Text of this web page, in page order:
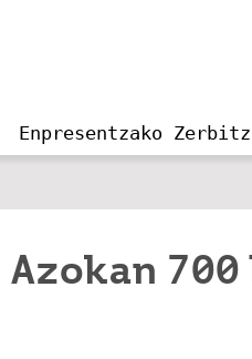
Enpresentzako
Azokan